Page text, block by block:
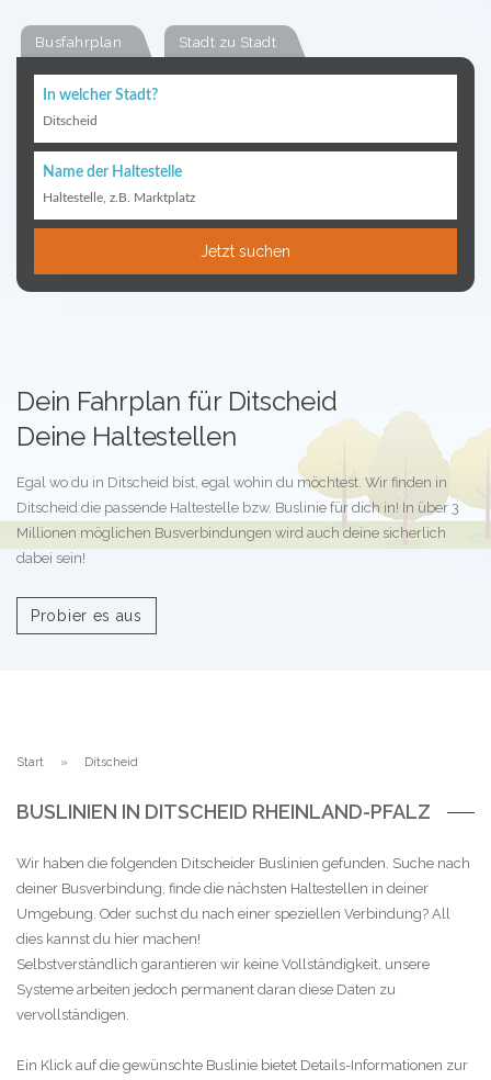
Busfahrplan Stadt zu Stadt
In welcher Stadt?
Ditscheid
Name der Haltestelle
Haltestelle, z.B. Marktplatz
Jetzt suchen
Dein Fahrplan für Ditscheid
Deine Haltestellen
Egal wo du in Ditscheid bist, egal wohin du möchtest. Wir finden in
Ditscheid die passende Haltestelle bzw. Buslinie für dich in! In über 3
Millionen möglichen Busverbindungen wird auch deine sicherlich
dabei sein!
Probier es aus
Start Ditscheid
BUSLINIEN IN DITSCHEID RHEINLAND-PFALZ
Wir haben die folgenden Ditscheider Buslinien gefunden. Suche nach
deiner Busverbindung, finde die nächsten Haltestellen in deiner
Umgebung. Oder suchst du nach einer speziellen Verbindung? All
dies kannst du hier machen!
Selbstverständlich garantieren wir keine Vollständigkeit, unsere
Systeme arbeiten jedoch permanent daran diese Daten zu
vervollständigen.
Ein Klick auf die gewünschte Buslinie bietet Details-Informationen zur